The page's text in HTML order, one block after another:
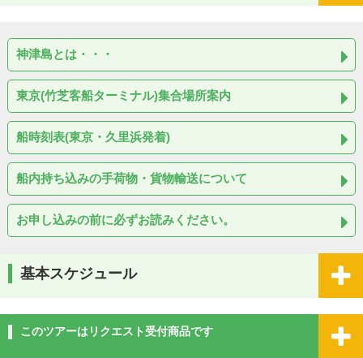
神津島とは・・・
東京(竹芝客船ターミナル)集合場所案内
船時刻表(東京・久里浜発着)
船内持ち込みの手荷物・貨物輸送について
お申し込みの前に必ずお読みください。
基本スケジュール
このツアーはリクエスト受付商品です